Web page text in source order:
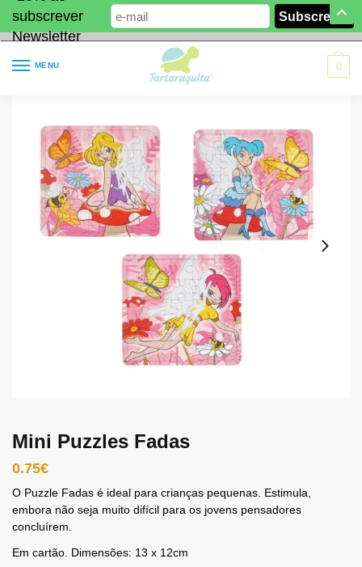
subscrever
Newsletter
MENU 0
Mini Puzzles Fadas
0.75€
O Puzzle Fadas é ideal para crianças pequenas. Estimula,
embora não seja muito difícil para os jovens pensadores
concluírem.
Em cartão. Dimensões: 13 x 12cm